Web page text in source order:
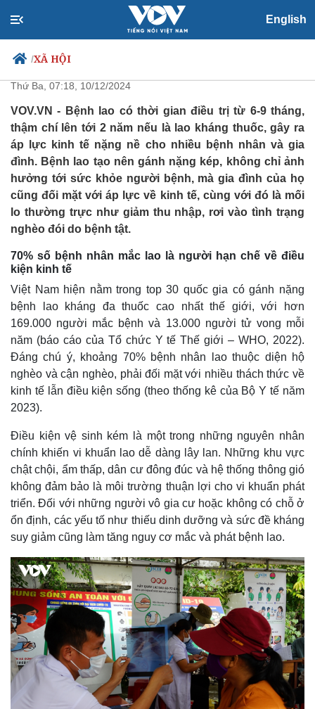
English
/XÃ HỘI
Chính trị
Đảng
Tổ chức nhân sự
Quốc hội
Nhận diện sự thật
Xã hội
Tin 24h
Dự báo thời tiết
Giáo dục
Dấu ấn VOV
Việc làm
Thế giới
Multimedia
Bệnh lao: Gánh nặng kép đè lên
vai bệnh nhân nghèo
Thứ Ba, 07:18, 10/12/2024
VOV.VN - Bệnh lao có thời gian điều trị từ 6-9 tháng,
thậm chí lên tới 2 năm nếu là lao kháng thuốc, gây ra
áp lực kinh tế nặng nề cho nhiều bệnh nhân và gia
đình. Bệnh lao tạo nên gánh nặng kép, không chỉ ảnh
hưởng tới sức khỏe người bệnh, mà gia đình của họ
cũng đối mặt với áp lực về kinh tế, cùng với đó là mối
lo thường trực như giảm thu nhập, rơi vào tình trạng
nghèo đói do bệnh tật.
70% số bệnh nhân mắc lao là người hạn chế về điều
kiện kinh tế
Việt Nam hiện nằm trong top 30 quốc gia có gánh nặng
bệnh lao kháng đa thuốc cao nhất thế giới, với hơn
169.000 người mắc bệnh và 13.000 người tử vong mỗi
năm (báo cáo của Tổ chức Y tế Thế giới – WHO, 2022).
Đáng chú ý, khoảng 70% bệnh nhân lao thuộc diện hộ
nghèo và cận nghèo, phải đối mặt với nhiều thách thức về
kinh tế lẫn điều kiện sống (theo thống kê của Bộ Y tế năm
2023).
Điều kiện vệ sinh kém là một trong những nguyên nhân
chính khiến vi khuẩn lao dễ dàng lây lan. Những khu vực
chật chội, ẩm thấp, dân cư đông đúc và hệ thống thông gió
không đảm bảo là môi trường thuận lợi cho vi khuẩn phát
triển. Đối với những người vô gia cư hoặc không có chỗ ở
ổn định, các yếu tố như thiếu dinh dưỡng và sức đề kháng
suy giảm cũng làm tăng nguy cơ mắc và phát bệnh lao.